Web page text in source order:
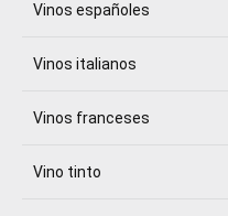
Vinos españoles
Vinos italianos
Vinos franceses
Vino tinto